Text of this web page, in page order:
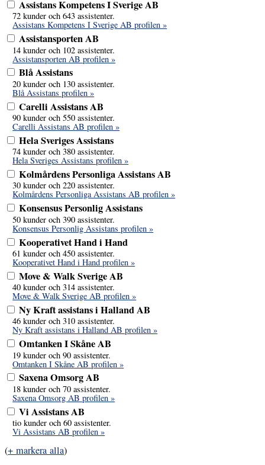
Assistans Kompetens I Sverige AB
72 kunder och 643 assistenter.
Assistans Kompetens I Sverige AB profilen »
Assistansporten AB
14 kunder och 102 assistenter.
Assistansporten AB profilen »
Blå Assistans
20 kunder och 130 assistenter.
Blå Assistans profilen »
Carelli Assistans AB
90 kunder och 550 assistenter.
Carelli Assistans AB profilen »
Hela Sveriges Assistans
74 kunder och 380 assistenter.
Hela Sveriges Assistans profilen »
Kolmårdens Personliga Assistans AB
30 kunder och 220 assistenter.
Kolmårdens Personliga Assistans AB profilen »
Konsensus Personlig Assistans
50 kunder och 390 assistenter.
Konsensus Personlig Assistans profilen »
Kooperativet Hand i Hand
61 kunder och 450 assistenter.
Kooperativet Hand i Hand profilen »
Move & Walk Sverige AB
40 kunder och 314 assistenter.
Move & Walk Sverige AB profilen »
Ny Kraft assistans i Halland AB
46 kunder och 310 assistenter.
Ny Kraft assistans i Halland AB profilen »
Omtanken I Skåne AB
19 kunder och 90 assistenter.
Omtanken I Skåne AB profilen »
Saxena Omsorg AB
18 kunder och 70 assistenter.
Saxena Omsorg AB profilen »
Vi Assistans AB
tio kunder och 60 assistenter.
Vi Assistans AB profilen »
(+ markera alla)